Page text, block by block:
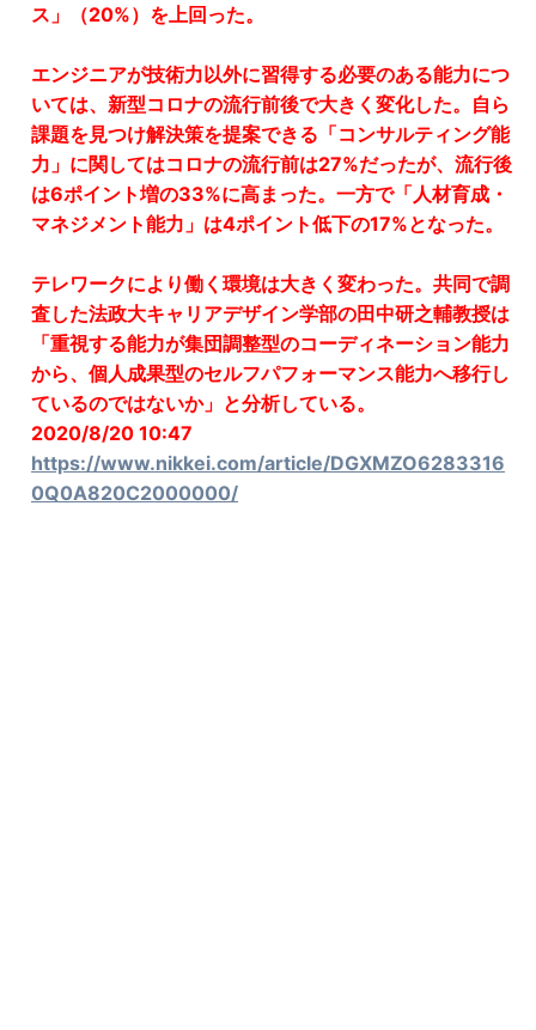
ス」（20%）を上回った。
エンジニアが技術力以外に習得する必要のある能力につ
いては、新型コロナの流行前後で大きく変化した。自ら
課題を見つけ解決策を提案できる「コンサルティング能
力」に関してはコロナの流行前は27%だったが、流行後
は6ポイント増の33%に高まった。一方で「人材育成・
マネジメント能力」は4ポイント低下の17%となった。
テレワークにより働く環境は大きく変わった。共同で調
査した法政大キャリアデザイン学部の田中研之輔教授は
「重視する能力が集団調整型のコーディネーション能力
から、個人成果型のセルフパフォーマンス能力へ移行し
ているのではないか」と分析している。
2020/8/20 10:47
https://www.nikkei.com/article/DGXMZO6283316
0Q0A820C2000000/